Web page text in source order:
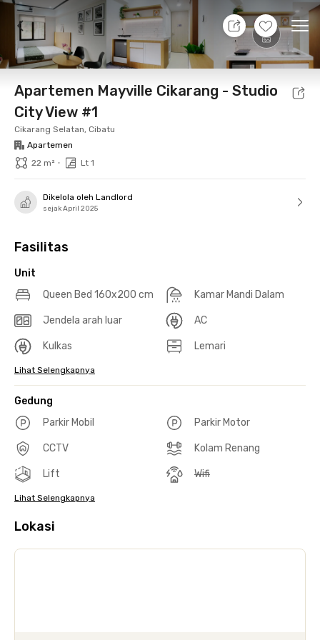
+11
10 Agt 26 - Belum tahu
Foto Fasilitas bersama Lokasi Aturan
Apartemen Mayville Cikarang - Studio
City View #1
Cikarang Selatan, Cibatu
Apartemen
22 m² • Lt 1
Dikelola oleh Landlord
sejak April 2025
Fasilitas
Unit
Queen Bed 160x200 cm
Kamar Mandi Dalam
Jendela arah luar AC
Kulkas Lemari
Lihat Selengkapnya
Gedung
Parkir Mobil
Parkir Motor
CCTV Kolam Renang
Lift Wifi
Lihat Selengkapnya
Lokasi